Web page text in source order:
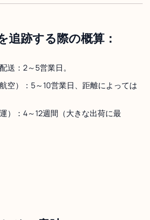
追跡する際の概算：
送：2～5営業日。
空）：5～10営業日、距離によっては
）：4～12週間（大きな出荷に最